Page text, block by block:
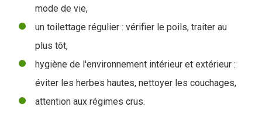
mode de vie,
un toilettage régulier : vérifier le poils, traiter au
plus tôt,
hygiène de l'environnement intérieur et extérieur :
éviter les herbes hautes, nettoyer les couchages,
attention aux régimes crus.